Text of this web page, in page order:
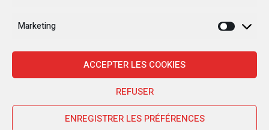
Marketing
ACCEPTER LES COOKIES
REFUSER
ENREGISTRER LES PRÉFÉRENCES
Nouvelles Récentes